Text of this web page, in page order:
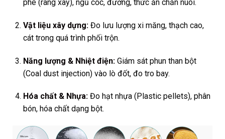
phê (rang xay), ngũ cốc, đường, thức ăn chăn nuôi.
Vật liệu xây dựng: Đo lưu lượng xi măng, thạch cao,
cát trong quá trình phối trộn.
Năng lượng & Nhiệt điện:Giám sát phun than bột
(Coal dust injection) vào lò đốt, đo tro bay.
Hóa chất & Nhựa:Đo hạt nhựa (Plastic pellets), phân
bón, hóa chất dạng bột.